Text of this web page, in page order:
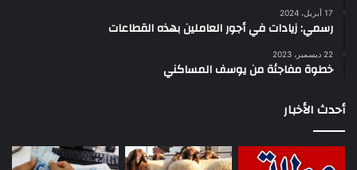
17 أبريل، 2024
رسمي: زيادات في أجور العاملين بهذه القطاعات
22 ديسمبر، 2023
خطوة مفاجئة من يوسف المساكني
أحدث الأخبار